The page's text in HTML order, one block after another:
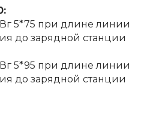
5*75 при длине линии
до зарядной станции
5*95 при длине линии
до зарядной станции